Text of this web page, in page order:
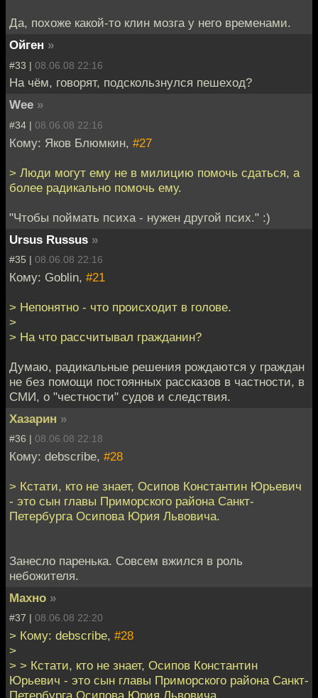
Да, похоже какой-то клин мозга у него временами.
Ойген »
#33 | 08.06.08 22:16
На чём, говорят, подскользнулся пешеход?
Wee »
#34 | 08.06.08 22:16
Кому: Яков Блюмкин, #27
> Люди могут ему не в милицию помочь сдаться, а
более радикально помочь ему.
"Чтобы поймать психа - нужен другой псих." :)
Ursus Russus »
#35 | 08.06.08 22:16
Кому: Goblin, #21
> Непонятно - что происходит в голове.
>
> На что рассчитывал гражданин?
Думаю, радикальные решения рождаются у граждан
не без помощи постоянных рассказов в частности, в
СМИ, о "честности" судов и следствия.
Хазарин »
#36 | 08.06.08 22:18
Кому: debscribe, #28
> Кстати, кто не знает, Осипов Константин Юрьевич
- это сын главы Приморского района Санкт-
Петербурга Осипова Юрия Львовича.
Занесло паренька. Совсем вжился в роль
небожителя.
Махно »
#37 | 08.06.08 22:20
> Кому: debscribe, #28
>
> > Кстати, кто не знает, Осипов Константин
Юрьевич - это сын главы Приморского района Санкт-
Петербурга Осипова Юрия Львовича.